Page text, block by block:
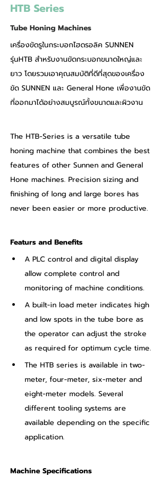
HTB Series
Tube Honing Machines
เครื่องขัดรูในกระบอกไฮดรอลิค SUNNEN
รุ่นHTB สำหรับงานขัดกระบอกขนาดใหญ่และ
ยาว โดยรวมเอาคุณสมบัติที่ดีที่สุดของเครื่อง
ขัด SUNNEN และ General Hone เพื่องานขัด
ที่ออกมาได้อย่างสมบูรณ์ทั้งขนาดและผิวงาน
The HTB-Series is a versatile tube
honing machine that combines the best
features of other Sunnen and General
Hone machines. Precision sizing and
finishing of long and large bores has
never been easier or more productive.
Featurs and Benefits
A PLC control and digital display
allow complete control and
monitoring of machine conditions.
A built-in load meter indicates high
and low spots in the tube bore as
the operator can adjust the stroke
as required for optimum cycle time.
The HTB series is available in two-
meter, four-meter, six-meter and
eight-meter models. Several
different tooling systems are
available depending on the specific
application.
Machine Specifications